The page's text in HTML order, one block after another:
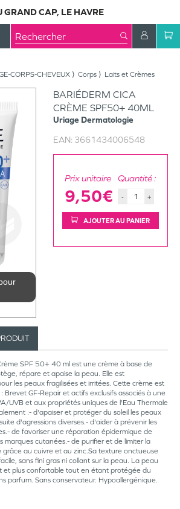
GRAND CAP, LE HAVRE
CORPS-CHEVEUX Corps Laits et Crèmes
BARIÉDERM CICA
CRÈME SPF50+ 40ML
Uriage Dermatologie
EAN: 3661434006548
Prix unitaire
9,50€
Quantité :
- +
AJOUTER AU PANIER
SPF 50+ 40 ml est une crème à base de
répare et apaise la peau. Elle est
les peaux fragilisées et irritées. Cette crème est
Brevet GF-Repair et actifs exclusifs associés à une
UVB et aux propriétés uniques de l'Eau Thermale
:- d'apaiser et protéger du soleil les peaux
d'agressions diverses.- d'aider à prévenir les
de favoriser une réparation épidermique de
marques cutanées.- de purifier et de limiter la
au cuivre et au zinc.Sa texture onctueuse
sans fini gras ni collant sur la peau. La peau
et plus confortable tout en étant protégée du
parfum. Sans conservateur. Hypoallergénique.